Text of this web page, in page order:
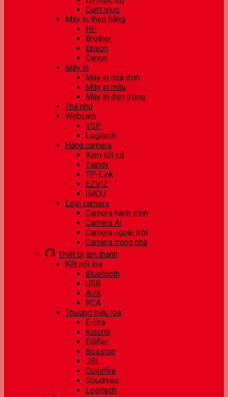
Cụm mực
Máy in theo hãng
HP
Brother
Epson
Canon
Máy in
Máy in hoá đơn
Máy in màu
Máy in đen trắng
Thẻ nhớ
Webcam
VSP
Logitech
Hãng camera
Xem tất cả
Tiandy
TP-Link
EZVIZ
IMOU
Loại camera
Camera hành trình
Camera AI
Camera ngoài trời
Camera trong nhà
Thiết bị âm thanh
Kết nối loa
Bluetooth
USB
AUX
RCA
Thương hiệu loa
E-Dra
Kisonli
Edifier
Bosston
JBL
Colorfire
Soudmax
Logitech